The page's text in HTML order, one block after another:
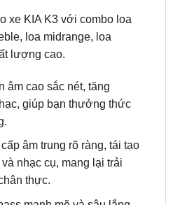
lượng cao.
cao sắc nét, tăng
âm trung rõ ràng, tái tạo
nhạc cụ, mang lại trải
thực.
mạnh mẽ và sâu lắng,
âm thanh cho mọi thể loại